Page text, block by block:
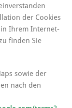
der Cookies
Ihrem Internet-
finden Sie
sowie der
nach den